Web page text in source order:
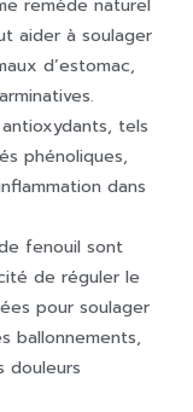
remède naturel
aider à soulager
d’estomac,
tels
phénoliques,
dans
fenouil sont
de réguler le
pour soulager
ballonnements,
douleurs